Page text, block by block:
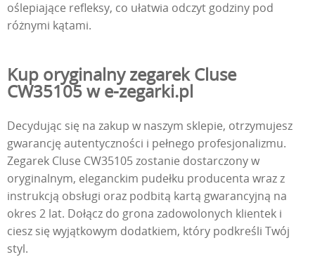
oślepiające refleksy, co ułatwia odczyt godziny pod
różnymi kątami.
Kup oryginalny zegarek Cluse
CW35105 w e-zegarki.pl
Decydując się na zakup w naszym sklepie, otrzymujesz
gwarancję autentyczności i pełnego profesjonalizmu.
Zegarek Cluse CW35105 zostanie dostarczony w
oryginalnym, eleganckim pudełku producenta wraz z
instrukcją obsługi oraz podbitą kartą gwarancyjną na
okres 2 lat. Dołącz do grona zadowolonych klientek i
ciesz się wyjątkowym dodatkiem, który podkreśli Twój
styl.